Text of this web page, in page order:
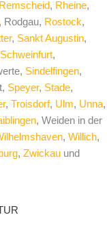
Remscheid, Rheine,
, Rodgau, Rostock,
, Sankt Augustin,
Schweinfurt,
Sindelfingen,
Speyer, Stade,
, Troisdorf, Ulm, Unna,
, Weiden in der
, Willich,
, Zwickau und